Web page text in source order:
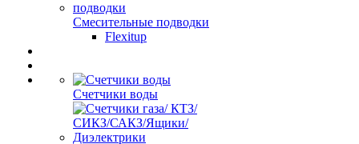
Смесительные подводки
Flexitup
Счетчики воды